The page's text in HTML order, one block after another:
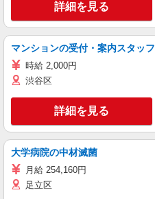
詳細を見る
マンションの受付・案内スタッフ
時給 2,000円
渋谷区
詳細を見る
大学病院の中材滅菌
月給 254,160円
足立区